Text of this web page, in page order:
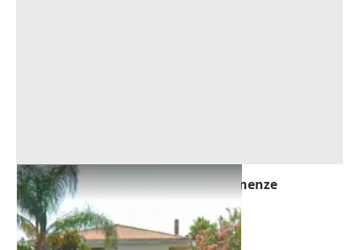
Asta Villa da riqualificare con pertinenze
Rometta (Messina)
Offerta minima
263.250 €